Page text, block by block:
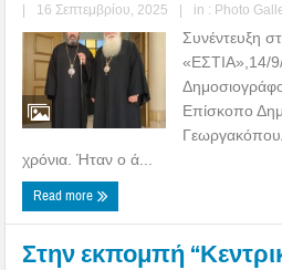
| 16 Σεπτεμβρίου, 2025 | in : Photo
Συνέντευξη
«ΕΣΤΙΑ»,14/
Επίσκοπο
χρόνια. Ήταν ο ά...
Read more
Στην εκπομπή